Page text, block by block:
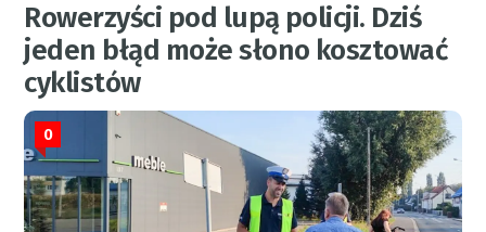
Rowerzyści pod lupą policji. Dziś
jeden błąd może słono kosztować
cyklistów
0